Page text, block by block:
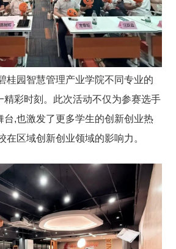
桂园智慧管理产业学院不同专业的
精彩时刻。此次活动不仅为参赛选手
台,也激发了更多学生的创新创业热
在区域创新创业领域的影响力。